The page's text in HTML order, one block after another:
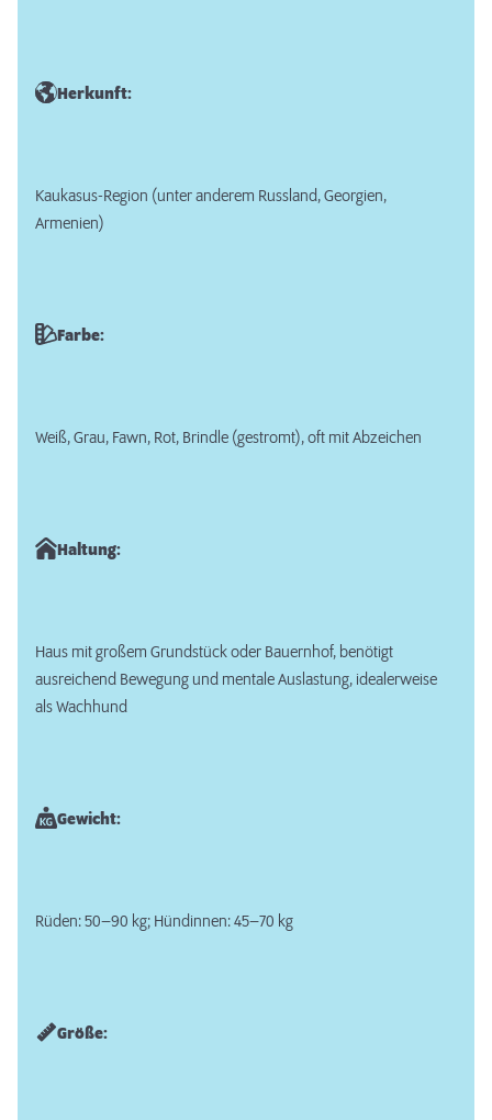
Herkunft:
Kaukasus-Region (unter anderem Russland, Georgien,
Armenien)
Farbe:
Weiß, Grau, Fawn, Rot, Brindle (gestromt), oft mit Abzeichen
Haltung:
Haus mit großem Grundstück oder Bauernhof, benötigt
ausreichend Bewegung und mentale Auslastung, idealerweise
als Wachhund
Gewicht:
Rüden: 50–90 kg; Hündinnen: 45–70 kg
Größe: